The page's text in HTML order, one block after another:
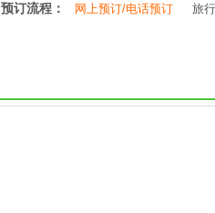
预订流程： 网上预订/电话预订 旅